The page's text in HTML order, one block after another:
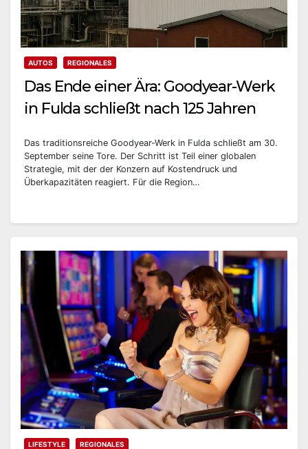
AUTOS REGIONALES
Das Ende einer Ära: Goodyear-Werk
in Fulda schließt nach 125 Jahren
Das traditionsreiche Goodyear-Werk in Fulda schließt am 30.
September seine Tore. Der Schritt ist Teil einer globalen
Strategie, mit der der Konzern auf Kostendruck und
Überkapazitäten reagiert. Für die Region…
LIFESTYLE REGIONALES